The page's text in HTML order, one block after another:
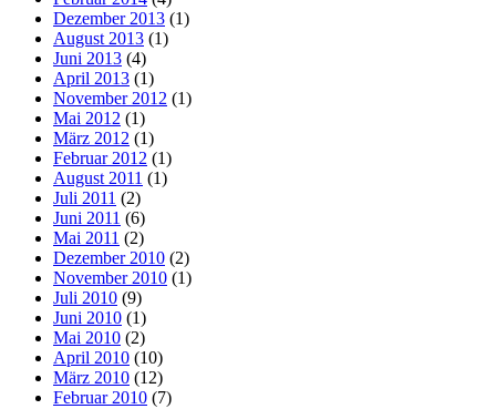
Dezember 2013 (1)
August 2013 (1)
Juni 2013 (4)
April 2013 (1)
November 2012 (1)
Mai 2012 (1)
März 2012 (1)
Februar 2012 (1)
August 2011 (1)
Juli 2011 (2)
Juni 2011 (6)
Mai 2011 (2)
Dezember 2010 (2)
November 2010 (1)
Juli 2010 (9)
Juni 2010 (1)
Mai 2010 (2)
April 2010 (10)
März 2010 (12)
Februar 2010 (7)